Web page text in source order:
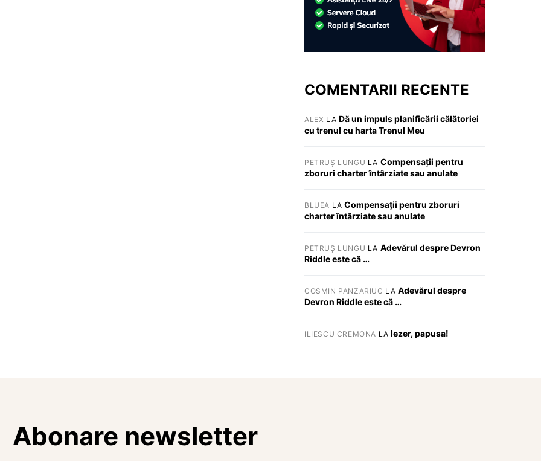
COMENTARII RECENTE
ALEX LA Dă un impuls planificării călătoriei
cu trenul cu harta Trenul Meu
PETRUȘ LUNGU LA Compensații pentru
zboruri charter întârziate sau anulate
BLUEA LACompensații pentru zboruri
charter întârziate sau anulate
PETRUȘ LUNGU LA Adevărul despre Devron
Riddle este că …
COSMIN PANZARIUC LA Adevărul despre
Devron Riddle este că …
ILIESCU CREMONA LA Iezer, papusa!
Abonare newsletter